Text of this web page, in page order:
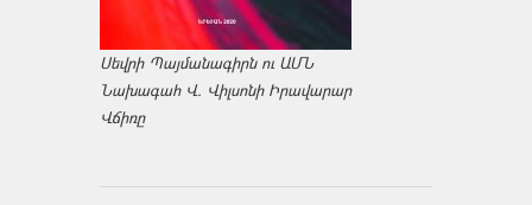
Սեվրի Պայմանագիրն ու ԱՄՆ
Նախագահ Վ. Վիլսոնի Իրավարար
Վճիռը